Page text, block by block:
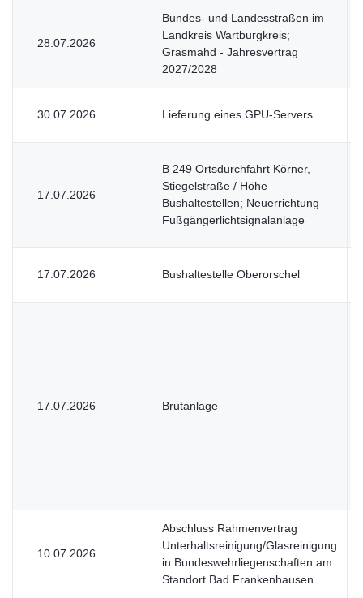
28.07.2026
Bundes- und Landesstraßen im
Landkreis Wartburgkreis;
Grasmahd - Jahresvertrag
2027/2028
30.07.2026 Lieferung eines GPU-Servers
17.07.2026
B 249 Ortsdurchfahrt Körner,
Stiegelstraße / Höhe
Bushaltestellen; Neuerrichtung
Fußgängerlichtsignalanlage
17.07.2026 Bushaltestelle Oberorschel
17.07.2026 Brutanlage
10.07.2026
Abschluss Rahmenvertrag
Unterhaltsreinigung/Glasreinigung
in Bundeswehrliegenschaften am
Standort Bad Frankenhausen